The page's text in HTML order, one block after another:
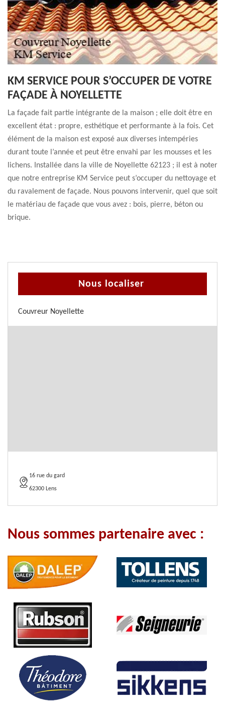
KM SERVICE POUR S’OCCUPER DE VOTRE
FAÇADE À NOYELLETTE
La façade fait partie intégrante de la maison ; elle doit être en
excellent état : propre, esthétique et performante à la fois. Cet
élément de la maison est exposé aux diverses intempéries
durant toute l’année et peut être envahi par les mousses et les
lichens. Installée dans la ville de Noyellette 62123 ; il est à noter
que notre entreprise KM Service peut s’occuper du nettoyage et
du ravalement de façade. Nous pouvons intervenir, quel que soit
le matériau de façade que vous avez : bois, pierre, béton ou
brique.
Nous localiser
Couvreur Noyellette
16 rue du gard
62300 Lens
Nous sommes partenaire avec :